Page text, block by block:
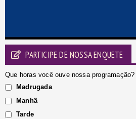
PARTICIPE DE NOSSA ENQUETE
Que horas você ouve nossa programação?
Madrugada
Manhã
Tarde